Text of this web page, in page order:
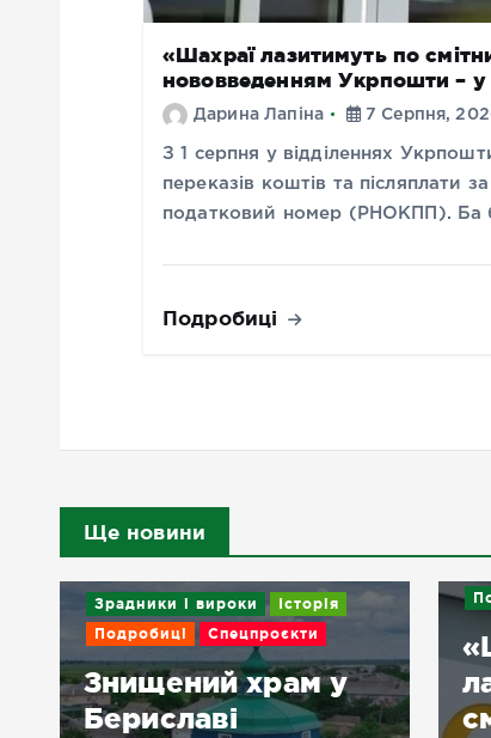
«Шахраї лазитимуть по
нововведенням Укрпошти – у
Дарина Лапіна 7 Серпня,
З 1 серпня у відділеннях
переказів коштів та післяплати
податковий номер (РНОКПП). Ба
Подробиці
Ще новини
Зрадники і вироки
Історія
Подробиці
Спецпроєкти
Знищений храм у
Бериславі